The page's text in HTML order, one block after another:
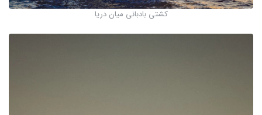
کشتی بادبانی میان دریا